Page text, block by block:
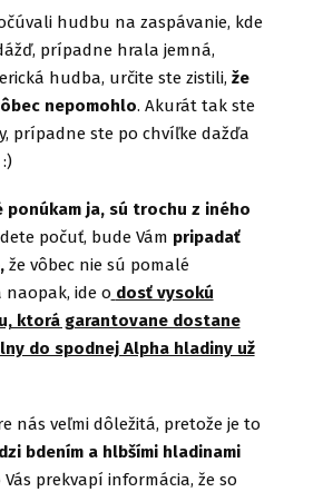
hudbu na zaspávanie, kde
prípadne hrala jemná,
hudba, určite ste zistili, že
nepomohlo. Akurát tak ste
prípadne ste po chvíľke dažďa
ponúkam ja, sú trochu z iného
počuť, bude Vám pripadať
že vôbec nie sú pomalé
naopak, ide o dosť vysokú
ktorá garantovane dostane
do spodnej Alpha hladiny už
nás veľmi dôležitá, pretože je to
bdením a hlbšími hladinami
prekvapí informácia, že so